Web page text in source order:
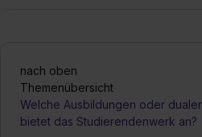
nach oben
Themenübersicht
Welche Ausbildungen oder
bietet das Studierendenwerk an?